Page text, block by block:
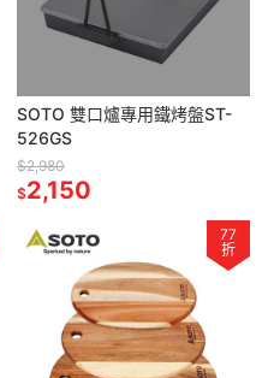
SOTO 雙口爐專用鐵烤盤ST-
526GS
$2,980
$2,150
77
折